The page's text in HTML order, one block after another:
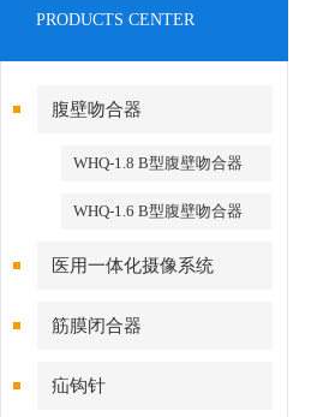
PRODUCTS CENTER
腹壁吻合器
WHQ-1.8 B型腹壁吻合器
WHQ-1.6 B型腹壁吻合器
医用一体化摄像系统
筋膜闭合器
疝钩针